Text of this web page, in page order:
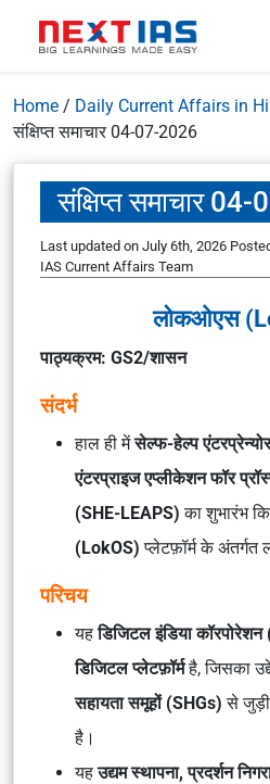
Home / Daily Current Affairs in
संक्षिप्त समाचार 04-07-2026
संक्षिप्त समाचार
Last updated on July 6th, 2026
IAS Current Affairs Team
लोकओएस
पाठ्यक्रम: GS2/शासन
संदर्भ
हाल ही मेंसेल्फ-हेल्प
एंटरप्राइज एप्लीकेशन फॉर
(SHE-LEAPS) का शुभारंभ
(LokOS) प्लेटफ़ॉर्म के अंतर्गत
परिचय
यहडिजिटल इंडिया कॉरपोरेशन
डिजिटल प्लेटफ़ॉर्महै, जिसका
सहायता समूहों (SHGs) से जुड़ी
है।
यहउद्यम स्थापना, प्रदर्शन